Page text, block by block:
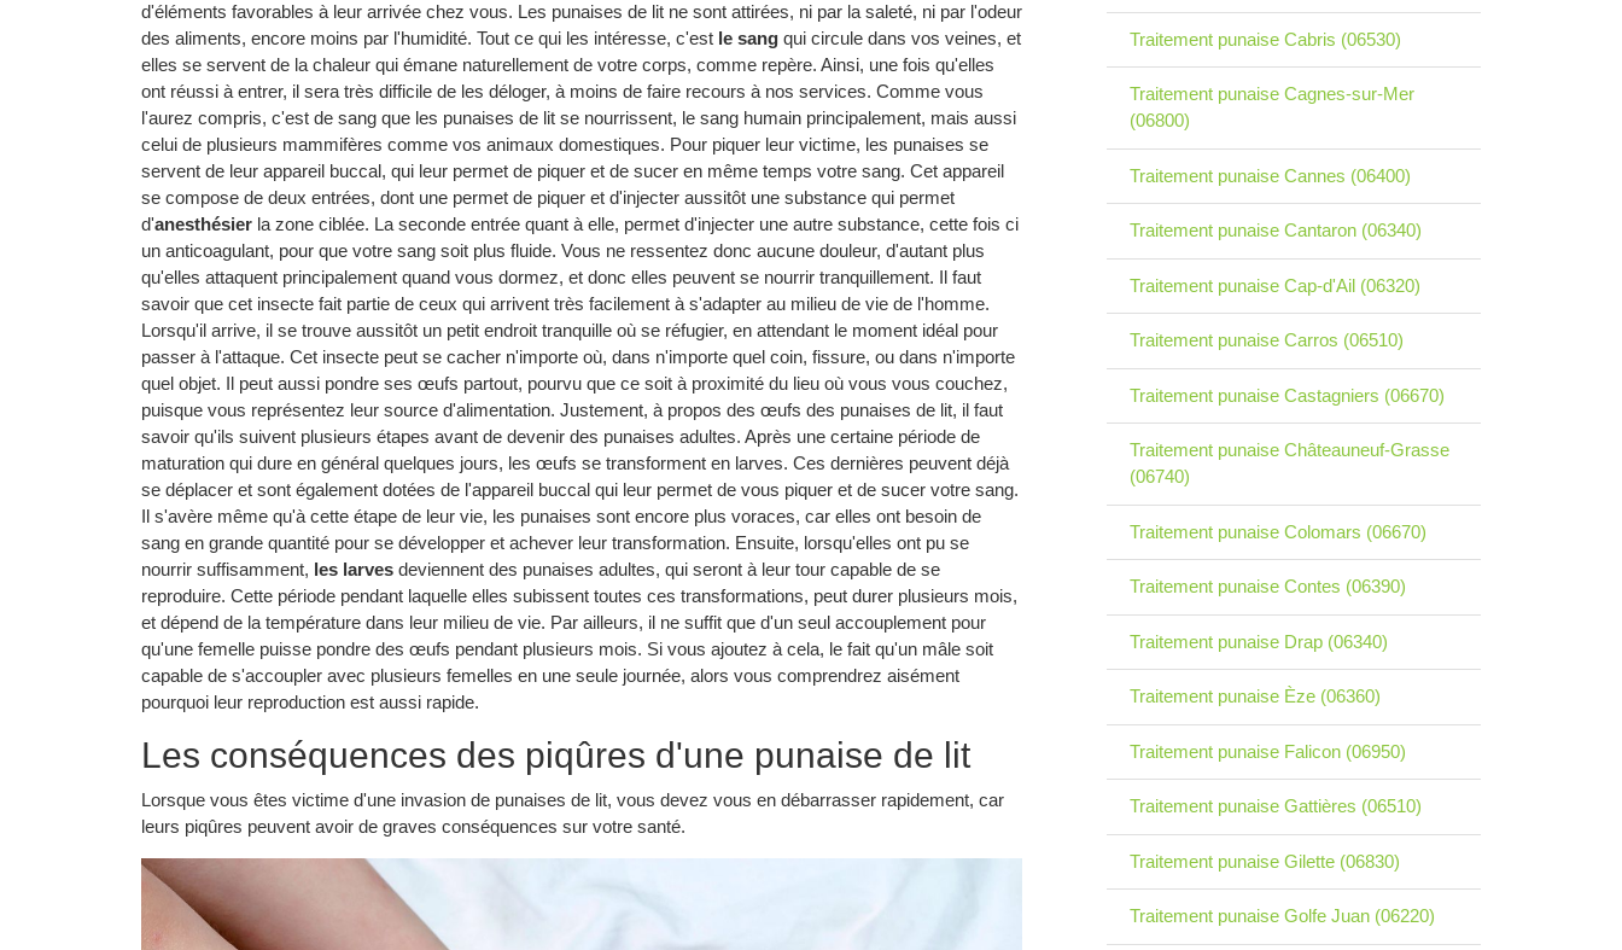
d'éléments favorables à leur arrivée chez vous. Les punaises de lit ne sont attirées, ni par la saleté, ni par l'odeur
des aliments, encore moins par l'humidité. Tout ce qui les intéresse, c'est le sang qui circule dans vos veines, et
elles se servent de la chaleur qui émane naturellement de votre corps, comme repère. Ainsi, une fois qu'elles
ont réussi à entrer, il sera très difficile de les déloger, à moins de faire recours à nos services. Comme vous
l'aurez compris, c'est de sang que les punaises de lit se nourrissent, le sang humain principalement, mais aussi
celui de plusieurs mammifères comme vos animaux domestiques. Pour piquer leur victime, les punaises se
servent de leur appareil buccal, qui leur permet de piquer et de sucer en même temps votre sang. Cet appareil
se compose de deux entrées, dont une permet de piquer et d'injecter aussitôt une substance qui permet
d'anesthésier la zone ciblée. La seconde entrée quant à elle, permet d'injecter une autre substance, cette fois ci
un anticoagulant, pour que votre sang soit plus fluide. Vous ne ressentez donc aucune douleur, d'autant plus
qu'elles attaquent principalement quand vous dormez, et donc elles peuvent se nourrir tranquillement. Il faut
savoir que cet insecte fait partie de ceux qui arrivent très facilement à s'adapter au milieu de vie de l'homme.
Lorsqu'il arrive, il se trouve aussitôt un petit endroit tranquille où se réfugier, en attendant le moment idéal pour
passer à l'attaque. Cet insecte peut se cacher n'importe où, dans n'importe quel coin, fissure, ou dans n'importe
quel objet. Il peut aussi pondre ses œufs partout, pourvu que ce soit à proximité du lieu où vous vous couchez,
puisque vous représentez leur source d'alimentation. Justement, à propos des œufs des punaises de lit, il faut
savoir qu'ils suivent plusieurs étapes avant de devenir des punaises adultes. Après une certaine période de
maturation qui dure en général quelques jours, les œufs se transforment en larves. Ces dernières peuvent déjà
se déplacer et sont également dotées de l'appareil buccal qui leur permet de vous piquer et de sucer votre sang.
Il s'avère même qu'à cette étape de leur vie, les punaises sont encore plus voraces, car elles ont besoin de
sang en grande quantité pour se développer et achever leur transformation. Ensuite, lorsqu'elles ont pu se
nourrir suffisamment, les larves deviennent des punaises adultes, qui seront à leur tour capable de se
reproduire. Cette période pendant laquelle elles subissent toutes ces transformations, peut durer plusieurs mois,
et dépend de la température dans leur milieu de vie. Par ailleurs, il ne suffit que d'un seul accouplement pour
qu'une femelle puisse pondre des œufs pendant plusieurs mois. Si vous ajoutez à cela, le fait qu'un mâle soit
capable de s'accoupler avec plusieurs femelles en une seule journée, alors vous comprendrez aisément
pourquoi leur reproduction est aussi rapide.
Les conséquences des piqûres d'une punaise de lit
Lorsque vous êtes victime d'une invasion de punaises de lit, vous devez vous en débarrasser rapidement, car
leurs piqûres peuvent avoir de graves conséquences sur votre santé.
Traitement punaise Cabris (06530)
Traitement punaise Cagnes-sur-Mer
(06800)
Traitement punaise Cannes (06400)
Traitement punaise Cantaron (06340)
Traitement punaise Cap-d'Ail (06320)
Traitement punaise Carros (06510)
Traitement punaise Castagniers (06670)
Traitement punaise Châteauneuf-Grasse
(06740)
Traitement punaise Colomars (06670)
Traitement punaise Contes (06390)
Traitement punaise Drap (06340)
Traitement punaise Èze (06360)
Traitement punaise Falicon (06950)
Traitement punaise Gattières (06510)
Traitement punaise Gilette (06830)
Traitement punaise Golfe Juan (06220)